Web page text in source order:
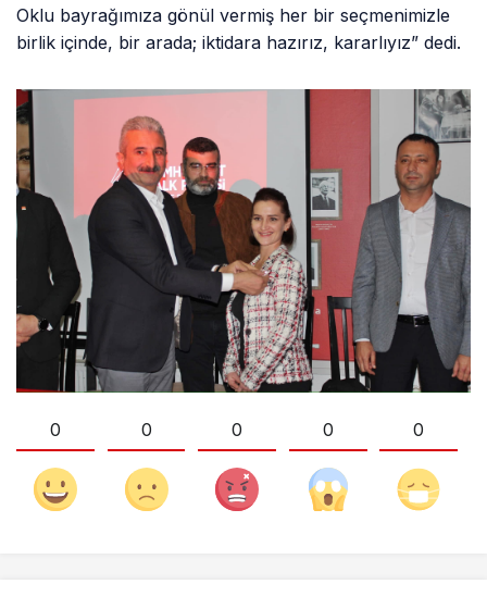
Oklu bayrağımıza gönül vermiş her bir seçmenimizle
birlik içinde, bir arada; iktidara hazırız, kararlıyız” dedi.
0 0 0 0 0